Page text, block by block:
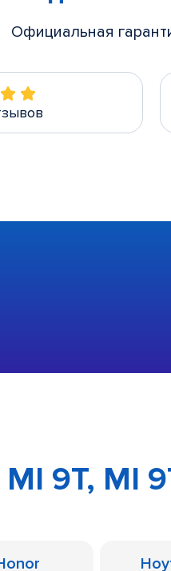
Официальная
9T, MI